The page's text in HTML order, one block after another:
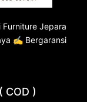
Furniture Jepara
✍ Bergaransi
COD )